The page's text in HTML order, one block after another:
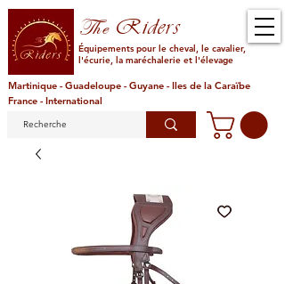
TheRiders
Équipements pour le cheval, le cavalier,
l'écurie, la maréchalerie et l'élevage
Martinique - Guadeloupe - Guyane - Iles de la Caraïbe
France - International